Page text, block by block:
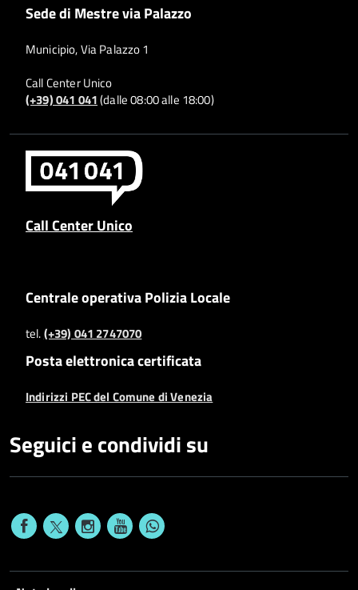
Sede di Mestre via Palazzo
Municipio, Via Palazzo 1
Call Center Unico
(+39) 041 041(dalle 08:00 alle 18:00)
Call Center Unico
Centrale operativa Polizia Locale
tel.(+39) 041 2747070
Posta elettronica certificata
Indirizzi PEC del Comune di Venezia
Seguici e condividi su